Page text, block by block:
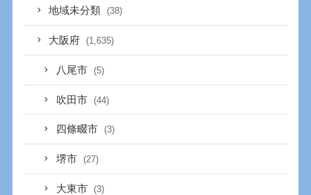
地域未分類 (38)
大阪府 (1,635)
八尾市 (5)
吹田市 (44)
四條畷市 (3)
堺市 (27)
大東市 (3)